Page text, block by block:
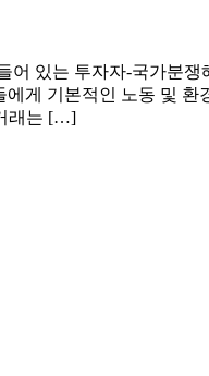
있는 투자자-국가분
게 기본적인 노동 및
래는 […]